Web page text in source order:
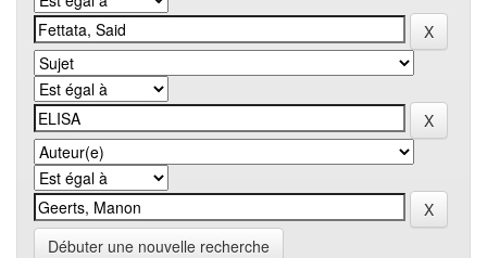
Débuter une nouvelle recherche